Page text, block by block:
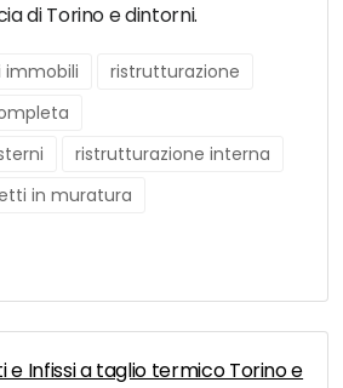
di Torino e dintorni.
immobili
ristrutturazione
ristrutturazione interna
in muratura
e Infissi a taglio termico Torino e